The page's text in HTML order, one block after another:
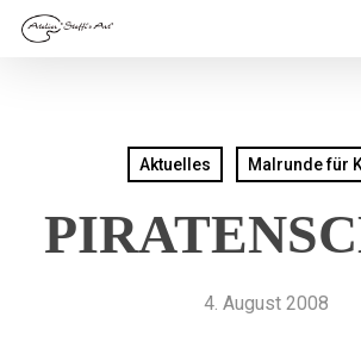
Skip
Aktuelles Malrunde für
4. August 2008